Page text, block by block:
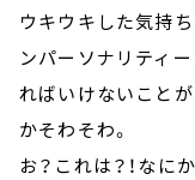
ウキウキした気持
ンパーソナリティー
ればいけないことが
かそわそわ。
お？これは？！なに